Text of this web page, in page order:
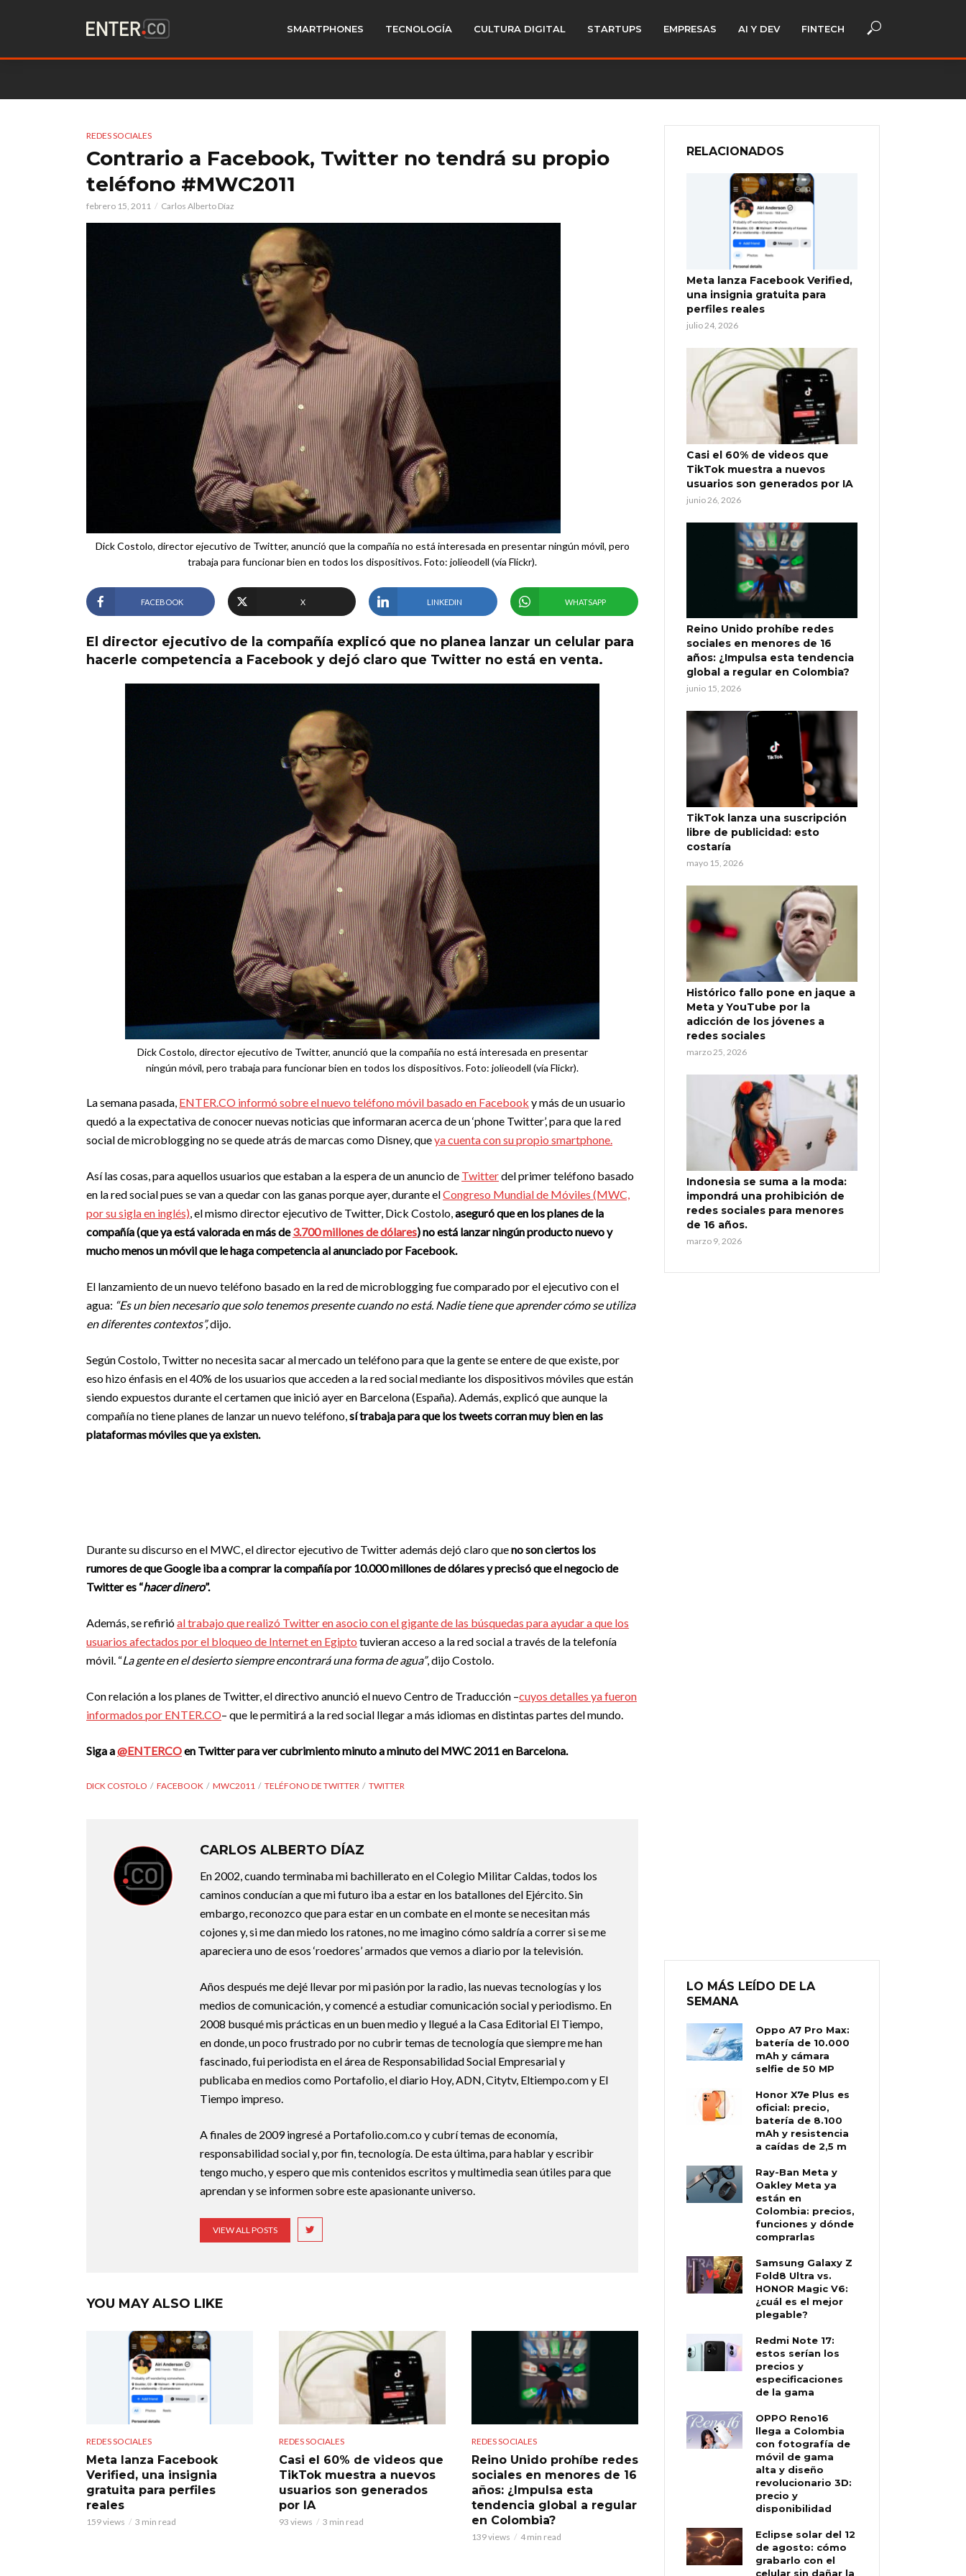
SMARTPHONES TECNOLOGÍA CULTURA DIGITAL STARTUPS EMPRESAS AI Y DEV FINTECH
REDES SOCIALES
Contrario a Facebook, Twitter no tendrá su propio
teléfono #MWC2011
febrero 15, 2011 Carlos Alberto Díaz
Dick Costolo, director ejecutivo de Twitter, anunció que la compañía no está interesada en presentar ningún móvil, pero
trabaja para funcionar bien en todos los dispositivos. Foto: jolieodell (vía Flickr).
FACEBOOK X LINKEDIN WHATSAPP
El director ejecutivo de la compañía explicó que no planea lanzar un celular para
hacerle competencia a Facebook y dejó claro que Twitter no está en venta.
Dick Costolo, director ejecutivo de Twitter, anunció que la compañía no está interesada en presentar
ningún móvil, pero trabaja para funcionar bien en todos los dispositivos. Foto: jolieodell (vía Flickr).
La semana pasada, ENTER.CO informó sobre el nuevo teléfono móvil basado en Facebook y más de un usuario
quedó a la expectativa de conocer nuevas noticias que informaran acerca de un ‘phone Twitter’, para que la red
social de microblogging no se quede atrás de marcas como Disney, queya cuenta con su propio smartphone.
Así las cosas, para aquellos usuarios que estaban a la espera de un anuncio de Twitterdel primer teléfono basado
en la red social pues se van a quedar con las ganas porque ayer, durante elCongreso Mundial de Móviles (MWC,
por su sigla en inglés), el mismo director ejecutivo de Twitter, Dick Costolo,aseguró que en los planes de la
compañía (que ya está valorada en más de3.700 millones de dólares) no está lanzar ningún producto nuevo y
mucho menos un móvil que le haga competencia al anunciado por Facebook.
El lanzamiento de un nuevo teléfono basado en la red de microblogging fue comparado por el ejecutivo con el
agua: “Es un bien necesario que solo tenemos presente cuando no está. Nadie tiene que aprender cómo se utiliza
en diferentes contextos”,dijo.
Según Costolo, Twitter no necesita sacar al mercado un teléfono para que la gente se entere de que existe, por
eso hizo énfasis en el 40% de los usuarios que acceden a la red social mediante los dispositivos móviles que están
siendo expuestos durante el certamen que inició ayer en Barcelona (España). Además, explicó que aunque la
compañía no tiene planes de lanzar un nuevo teléfono,sí trabaja para que los tweets corran muy bien en las
plataformas móviles que ya existen.
Durante su discurso en el MWC, el director ejecutivo de Twitter además dejó claro queno son ciertos los
rumores de que Google iba a comprar la compañía por 10.000 millones de dólares y precisó que el negocio de
Twitter es “hacer dinero”.
Además, se refirióal trabajo que realizó Twitter en asocio con el gigante de las búsquedas para ayudar a que los
usuarios afectados por el bloqueo de Internet en Egipto tuvieran acceso a la red social a través de la telefonía
móvil. “La gente en el desierto siempre encontrará una forma de agua”, dijo Costolo.
Con relación a los planes de Twitter, el directivo anunció el nuevo Centro de Traducción –cuyos detalles ya fueron
informados por ENTER.CO– que le permitirá a la red social llegar a más idiomas en distintas partes del mundo.
Siga a@ENTERCOen Twitter para ver cubrimiento minuto a minuto del MWC 2011 en Barcelona.
DICK COSTOLO FACEBOOK MWC2011 TELÉFONO DE TWITTER TWITTER
CARLOS ALBERTO DÍAZ
En 2002, cuando terminaba mi bachillerato en el Colegio Militar Caldas, todos los
caminos conducían a que mi futuro iba a estar en los batallones del Ejército. Sin
embargo, reconozco que para estar en un combate en el monte se necesitan más
cojones y, si me dan miedo los ratones, no me imagino cómo saldría a correr si se me
apareciera uno de esos ‘roedores’ armados que vemos a diario por la televisión.
Años después me dejé llevar por mi pasión por la radio, las nuevas tecnologías y los
medios de comunicación, y comencé a estudiar comunicación social y periodismo. En
2008 busqué mis prácticas en un buen medio y llegué a la Casa Editorial El Tiempo,
en donde, un poco frustrado por no cubrir temas de tecnología que siempre me han
fascinado, fui periodista en el área de Responsabilidad Social Empresarial y
publicaba en medios como Portafolio, el diario Hoy, ADN, Citytv, Eltiempo.com y El
Tiempo impreso.
A finales de 2009 ingresé a Portafolio.com.co y cubrí temas de economía,
responsabilidad social y, por fin, tecnología. De esta última, para hablar y escribir
tengo mucho, y espero que mis contenidos escritos y multimedia sean útiles para que
aprendan y se informen sobre este apasionante universo.
VIEW ALL POSTS
YOU MAY ALSO LIKE
REDES SOCIALES
Meta lanza Facebook
Verified, una insignia
gratuita para perfiles
reales
159 views 3 min read
REDES SOCIALES
Casi el 60% de videos que
TikTok muestra a nuevos
usuarios son generados
por IA
93 views 3 min read
REDES SOCIALES
Reino Unido prohíbe redes
sociales en menores de 16
años: ¿Impulsa esta
tendencia global a regular
en Colombia?
139 views 4 min read
RELACIONADOS
Meta lanza Facebook Verified,
una insignia gratuita para
perfiles reales
julio 24, 2026
Casi el 60% de videos que
TikTok muestra a nuevos
usuarios son generados por IA
junio 26, 2026
Reino Unido prohíbe redes
sociales en menores de 16
años: ¿Impulsa esta tendencia
global a regular en Colombia?
junio 15, 2026
TikTok lanza una suscripción
libre de publicidad: esto
costaría
mayo 15, 2026
Histórico fallo pone en jaque a
Meta y YouTube por la
adicción de los jóvenes a
redes sociales
marzo 25, 2026
Indonesia se suma a la moda:
impondrá una prohibición de
redes sociales para menores
de 16 años.
marzo 9, 2026
LO MÁS LEÍDO DE LA
SEMANA
Oppo A7 Pro Max:
batería de 10.000
mAh y cámara
selfie de 50 MP
Honor X7e Plus es
oficial: precio,
batería de 8.100
mAh y resistencia
a caídas de 2,5 m
Ray-Ban Meta y
Oakley Meta ya
están en
Colombia: precios,
funciones y dónde
comprarlas
Samsung Galaxy Z
Fold8 Ultra vs.
HONOR Magic V6:
¿cuál es el mejor
plegable?
Redmi Note 17:
estos serían los
precios y
especificaciones
de la gama
OPPO Reno16
llega a Colombia
con fotografía de
móvil de gama
alta y diseño
revolucionario 3D:
precio y
disponibilidad
Eclipse solar del 12
de agosto: cómo
grabarlo con el
celular sin dañar la